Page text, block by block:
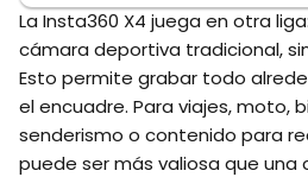
La Insta360 X4 juega en otra
cámara deportiva tradicional,
Esto permite grabar todo
el encuadre. Para viajes, moto,
senderismo o contenido para
puede ser más valiosa que una